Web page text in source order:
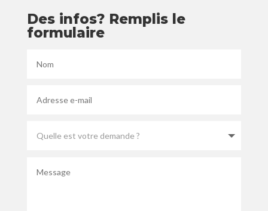
Des infos? Remplis le
formulaire